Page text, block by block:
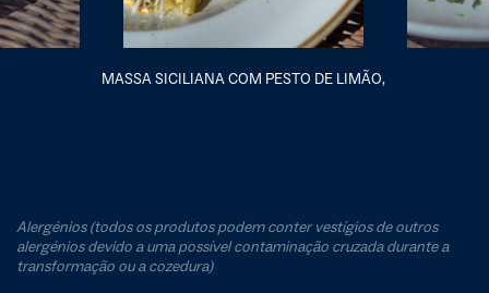
MASSA SICILIANA COM PESTO DE LIMÃO,
Alergénios (todos os produtos podem conter vestígios de outros
alergénios devido a uma possível contaminação cruzada durante a
transformação ou a cozedura)